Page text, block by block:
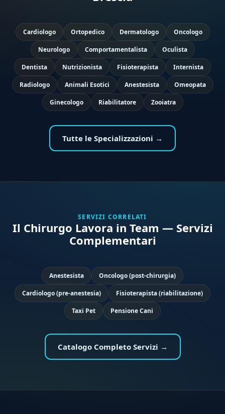
Cardiologo Ortopedico Dermatologo Oncologo
Neurologo Comportamentalista Oculista
Dentista Nutrizionista Fisioterapista Internista
Radiologo Animali Esotici Anestesista Omeopata
Ginecologo Riabilitatore Zooiatra
Tutte le Specializzazioni →
SERVIZI CORRELATI
Il Chirurgo Lavora in Team — Servizi
Complementari
Anestesista Oncologo (post-chirurgia)
Cardiologo (pre-anestesia) Fisioterapista (riabilitazione)
Taxi Pet Pensione Cani
Catalogo Completo Servizi →